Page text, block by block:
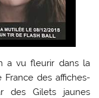
a vu fleurir dans la
des affiches-
des Gilets jaunes